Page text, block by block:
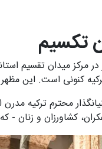
تکسیم
مرکز میدان تقسیم
ترکیه کنونی است. این
محترم ترکیه
کشاورزان و زنان